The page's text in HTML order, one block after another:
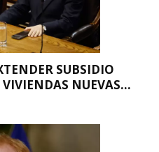
SUBSIDIO
NUEVAS...